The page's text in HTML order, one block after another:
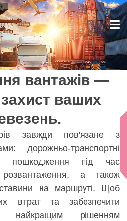
вантажів —
ваших
вантажів —
ваших
завжди пов'язане з
дорожньо-транспортні
пошкодження під час
а також
на маршруті. Щоб
втрат та забезпечити
найкращим рішенням